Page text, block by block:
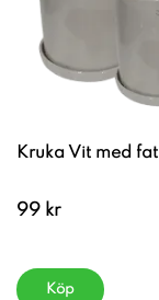
Kruka Vit med fat
99 kr
Köp